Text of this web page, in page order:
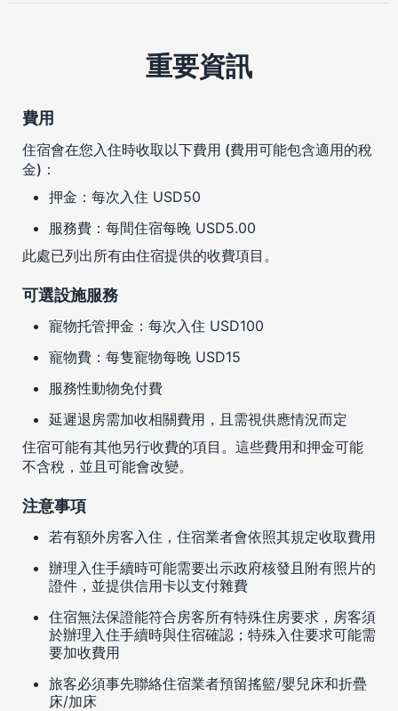
重要資訊
費用
住宿會在您入住時收取以下費用 (費用可能包含適用的稅
金)：
押金：每次入住 USD50
服務費：每間住宿每晚 USD5.00
此處已列出所有由住宿提供的收費項目。
可選設施服務
寵物托管押金：每次入住 USD100
寵物費：每隻寵物每晚 USD15
服務性動物免付費
延遲退房需加收相關費用，且需視供應情況而定
住宿可能有其他另行收費的項目。這些費用和押金可能
不含稅，並且可能會改變。
注意事項
若有額外房客入住，住宿業者會依照其規定收取費用
辦理入住手續時可能需要出示政府核發且附有照片的
證件，並提供信用卡以支付雜費
住宿無法保證能符合房客所有特殊住房要求，房客須
於辦理入住手續時與住宿確認；特殊入住要求可能需
要加收費用
旅客必須事先聯絡住宿業者預留搖籃/嬰兒床和折疊
床/加床